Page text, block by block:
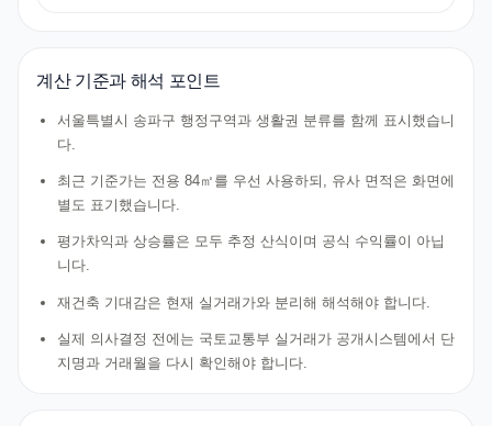
계산 기준과 해석 포인트
서울특별시 송파구 행정구역과 생활권 분류를 함께 표시했습니
다.
최근 기준가는 전용 84㎡를 우선 사용하되, 유사 면적은 화면에
별도 표기했습니다.
평가차익과 상승률은 모두 추정 산식이며 공식 수익률이 아닙
니다.
재건축 기대감은 현재 실거래가와 분리해 해석해야 합니다.
실제 의사결정 전에는 국토교통부 실거래가 공개시스템에서 단
지명과 거래월을 다시 확인해야 합니다.